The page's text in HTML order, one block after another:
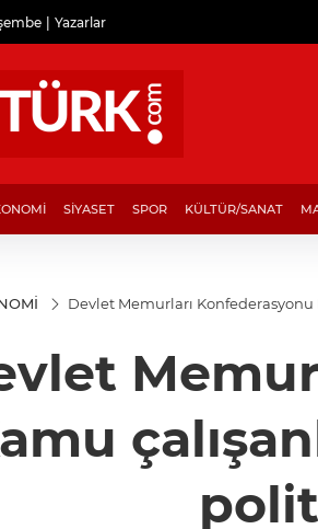
Yazarlar
SİYASET SPOR KÜLTÜR/SANAT
Devlet Memurları Konfederasyonu